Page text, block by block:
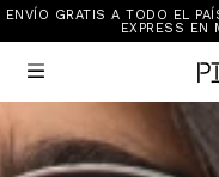
ENVÍO GRATIS A TODO EL
EXPRESS EN

Sale
New In
Accesorios
Ver
Calzado